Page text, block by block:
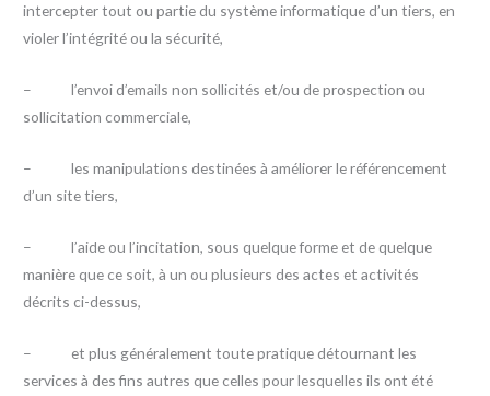
intercepter tout ou partie du système informatique d’un tiers, en
violer l’intégrité ou la sécurité,
– l’envoi d’emails non sollicités et/ou de prospection ou
sollicitation commerciale,
– les manipulations destinées à améliorer le référencement
d’un site tiers,
– l’aide ou l’incitation, sous quelque forme et de quelque
manière que ce soit, à un ou plusieurs des actes et activités
décrits ci-dessus,
– et plus généralement toute pratique détournant les
services à des fins autres que celles pour lesquelles ils ont été